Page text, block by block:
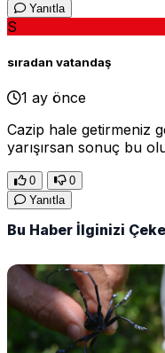
Yanıtla
S
sıradan vatandaş
1 ay önce
Cazip hale getirmeniz
yarışırsan sonuç bu
0
0
Yanıtla
Bu Haber İlginizi